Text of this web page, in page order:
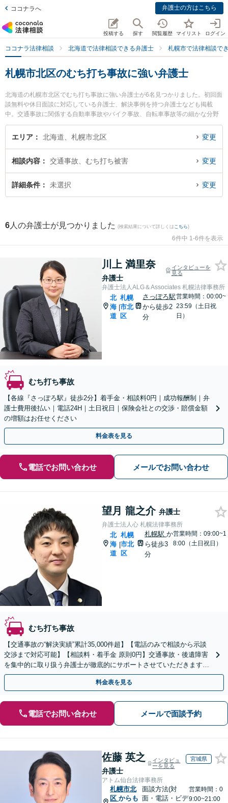
ココナラへ 弁護士の方はこちら
投稿する 探す 閲覧履歴 マイリスト ログイン
ココナラ法律相談 北海道で法律相談できる弁護士 札幌市で法律相談で
札幌市北区のむち打ち事故に強い弁護士
北海道の札幌市北区でむち打ち事故に強い弁護士が6名見つかりました。初回面
談無料や休日面談に対応している弁護士、解決事例を持つ弁護士なども掲載
中。交通事故に関係する自動車事故やバイク事故、自転車事故等の細かな分野
での絞り込み検索もでき便利です。特に弁護士法人ALG＆Associates 札幌法律
事務所の川上 満里奈弁護士や弁護士法人心 札幌法律事務所の望月 龍之介弁護
打ち事故のトラブルを今すぐに弁護士に相談したい』『むち打ち事故のトラブ
ル解決の実績豊富な近くの弁護士を検索したい』『初回相談無料でむち打ち事
故を法律相談できる札幌市北区内の弁護士に相談予約したい』などでお困りの
エリア 北海道、札幌市北区 変更
相談内容 交通事故、むち打ち被害 変更
詳細条件 未選択 変更
6 人の弁護士が見つかりました (検索結果について詳しくは こちら)
6件中 1-6件を表示
川上 満里奈
弁護士
インタビューを
見る
弁護士法人ALG＆Associates 札幌法律事務所
北
海
道
|
札幌
市北
区
さっぽろ駅
から徒歩2
分
営業時間：00:00~
23:59（土日祝
日）
むち打ち事故
【各線『さっぽろ駅』徒歩2分】着手金・相談料0円｜成功報酬制｜弁
護士費用後払い｜電話24H｜土日祝日｜保険会社との交渉・賠償金額
の増額はお任せください
料金表を見る
電話でお問い合わせ メールでお問い合わせ
望月 龍之介 弁護士
弁護士法人心 札幌法律事務所
北
海
道
|
札幌
市北
区
札幌駅か
ら徒歩3
分
営業時間：09:00~1
8:00（土日祝日）
むち打ち事故
【交通事故の“解決実績”累計35,000件超】【電話のみで相談から示談
交渉まで対応可能】【相談料・着手金 原則0円】交通事故・後遺障害
を集中的に取り扱う弁護士が徹底的にサポートさせていただきます！
相談のみ大歓迎！まずはお気軽にご相談ください
料金表を見る
電話でお問い合わせ メールで面談予約
佐藤 英之
弁護士
インタビュ
ーを見る
宮城県
アトム仙台法律事務所
札幌市北
区 からも
面談方法(対
面・電話・ビデ
営業時間：0
9:00~21:00